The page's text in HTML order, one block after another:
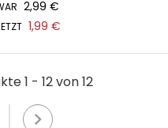
2,99 €
1,99 €
1 - 12 von 12